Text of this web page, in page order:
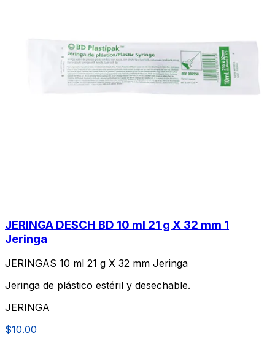
JERINGA DESCH BD 10 ml 21 g X 32 mm 1
Jeringa
JERINGAS 10 ml 21 g X 32 mm Jeringa
Jeringa de plástico estéril y desechable.
JERINGA
$10.00